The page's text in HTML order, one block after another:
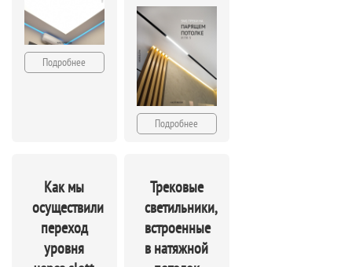
Подробнее
Подробнее
Как мы
осуществили
переход
уровня
Трековые
светильники,
встроенные
в натяжной